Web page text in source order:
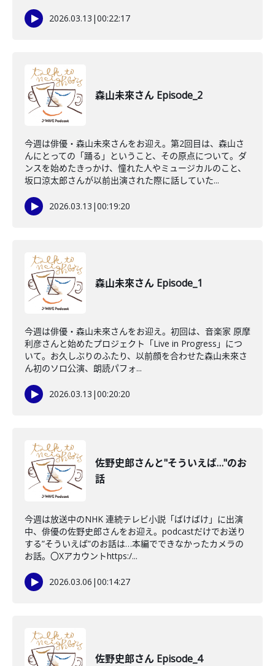
2026.03.13 |00:22:17
森山未來さん Episode_2
今週は俳優・森山未來さんをお迎え。第2回目は、森山さ
んにとっての「踊る」ということ、その原点について。ダ
ンスを始めたきっかけ、憧れた人やミュージカルのこと、
坂口涼太郎さんが以前出演された際に話していた...
2026.03.13 |00:19:20
森山未來さん Episode_1
今週は俳優・森山未來さんをお迎え。初回は、音楽家 原摩
利彦さんと始めたプロジェクト「Live in Progress」につ
いて。お久しぶりのふたり、以前顔を合わせた森山未來さ
ん初のソロ公演、朗読パフォ...
2026.03.13 |00:20:20
佐野史郎さんと"そういえば…"のお
話
今週は放送中のNHK 連続テレビ小説「ばけばけ」に出演
中、俳優の佐野史郎さんをお迎え。podcastだけでお送り
する”そういえば”のお話は…本編でできなかったカメラの
お話。〇Xアカウントhttps:/...
2026.03.06 |00:14:27
佐野史郎さん Episode_4